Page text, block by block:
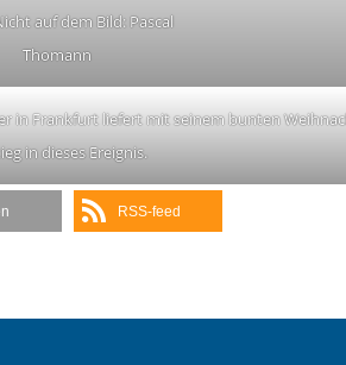
auf dem Bild: Pascal
Thomann
in Frankfurt liefert mit seinem bunten
in dieses Ereignis.
RSS-feed